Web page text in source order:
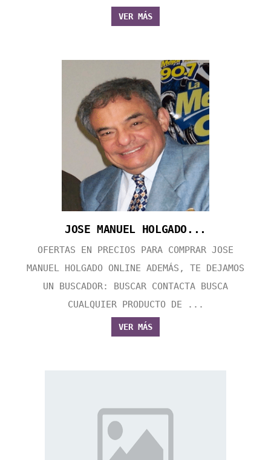
VER MÁS
JOSE MANUEL HOLGADO...
OFERTAS EN PRECIOS PARA COMPRAR JOSE
MANUEL HOLGADO ONLINE ADEMÁS, TE DEJAMOS
UN BUSCADOR: BUSCAR CONTACTA BUSCA
CUALQUIER PRODUCTO DE ...
VER MÁS